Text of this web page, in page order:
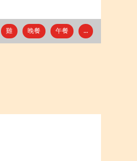
雞 晚餐 午餐 ...